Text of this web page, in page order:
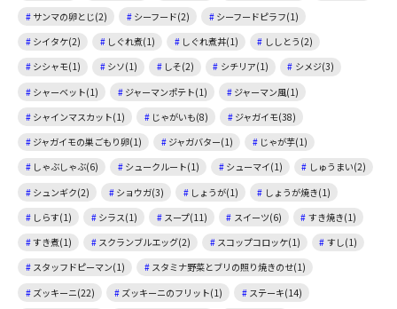
サンマの卵とじ(2)
シーフード(2)
シーフードピラフ(1)
シイタケ(2)
しぐれ煮(1) しぐれ煮丼(1)
ししとう(2)
シシャモ(1)
シソ(1) しそ(2) シチリア(1)
シメジ(3)
シャーベット(1)
ジャーマンポテト(1)
ジャーマン風(1)
シャインマスカット(1)
じゃがいも(8)
ジャガイモ(38)
ジャガイモの巣ごもり卵(1)
ジャガバター(1)
じゃが芋(1)
しゃぶしゃぶ(6)
シュークルート(1) シューマイ(1)
しゅうまい(2)
シュンギク(2)
ショウガ(3) しょうが(1)
しょうが焼き(1)
しらす(1)
シラス(1) スープ(11) スイーツ(6)
すき焼き(1)
すき煮(1)
スクランブルエッグ(2) スコップコロッケ(1)
すし(1)
スタッフドピーマン(1)
スタミナ野菜とブリの照り焼きのせ(1)
ズッキーニ(22)
ズッキーニのフリット(1)
ステーキ(14)